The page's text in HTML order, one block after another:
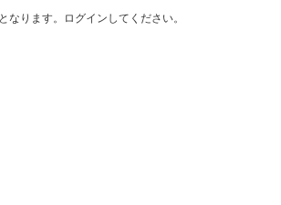
なります。ログインしてください。